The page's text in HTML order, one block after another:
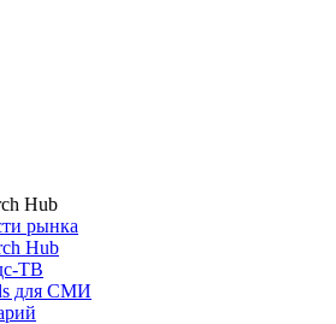
Hub
рынка
Hub
ТВ
для СМИ